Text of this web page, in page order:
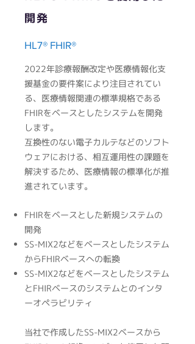
開発
HL7® FHIR®
2022年診療報酬改定や医療情報化支
援基金の要件案により注目されてい
る、医療情報関連の標準規格である​
FHIRをベースとしたシステムを開発
します。
互換性のない電子カルテなどのソフト
ウェアにおける、相互運用性の課題を
解決するため、医療情報の標準化が推
進されています。
FHIRをベースとした新規システムの
開発
SS-MIX2などをベースとしたシステム
からFHIRベースへの転換
SS-MIX2などをベースとしたシステム
とFHIRベースのシステムとのインタ
ーオペラビリティ
当社で作成したSS-MIX2ベースから